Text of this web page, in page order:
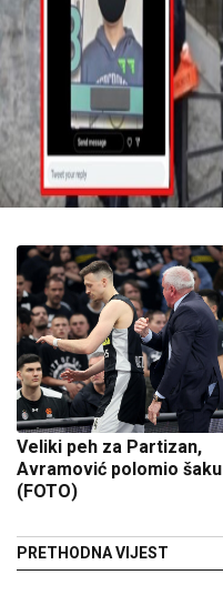
Veliki peh za Partizan,
Avramović polomio šaku
(FOTO)
PRETHODNA VIJEST